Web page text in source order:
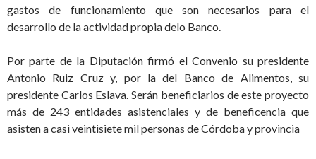
gastos de funcionamiento que son necesarios para el
desarrollo de la actividad propia delo Banco.
Por parte de la Diputación firmó el Convenio su presidente
Antonio Ruiz Cruz y, por la del Banco de Alimentos, su
presidente Carlos Eslava. Serán beneficiarios de este proyecto
más de 243 entidades asistenciales y de beneficencia que
asisten a casi veintisiete mil personas de Córdoba y provincia